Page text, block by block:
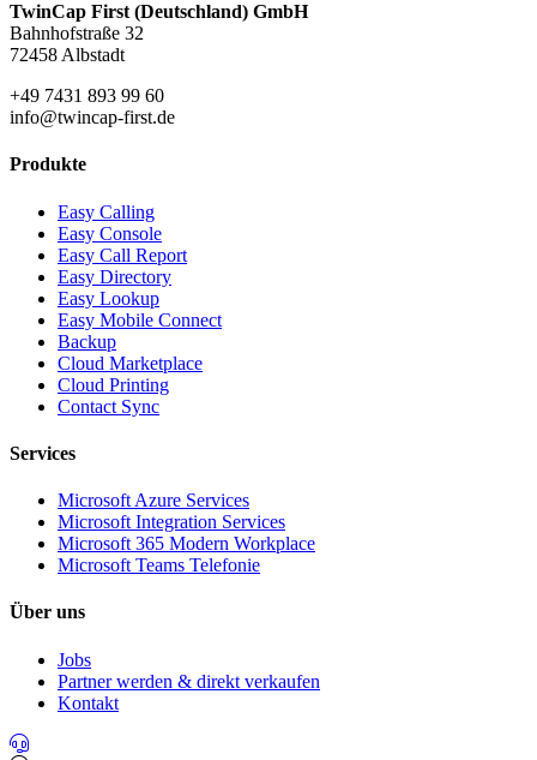
TwinCap First (Deutschland) GmbH
Bahnhofstraße 32
72458 Albstadt
+49 7431 893 99 60
info@twincap-first.de
Produkte
Easy Calling
Easy Console
Easy Call Report
Easy Directory
Easy Lookup
Easy Mobile Connect
Backup
Cloud Marketplace
Cloud Printing
Contact Sync
Services
Microsoft Azure Services
Microsoft Integration Services
Microsoft 365 Modern Workplace
Microsoft Teams Telefonie
Über uns
Jobs
Partner werden & direkt verkaufen
Kontakt